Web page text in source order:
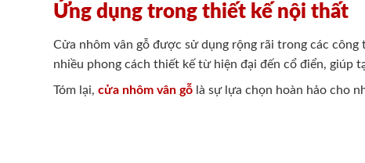
Ứng dụng trong thiết kế nội thất
Cửa nhôm vân gỗ được sử dụng rộng rãi trong các
nhiều phong cách thiết kế từ hiện đại đến cổ điển, giúp
Tóm lại, cửa nhôm vân gỗ là sự lựa chọn hoàn hảo cho